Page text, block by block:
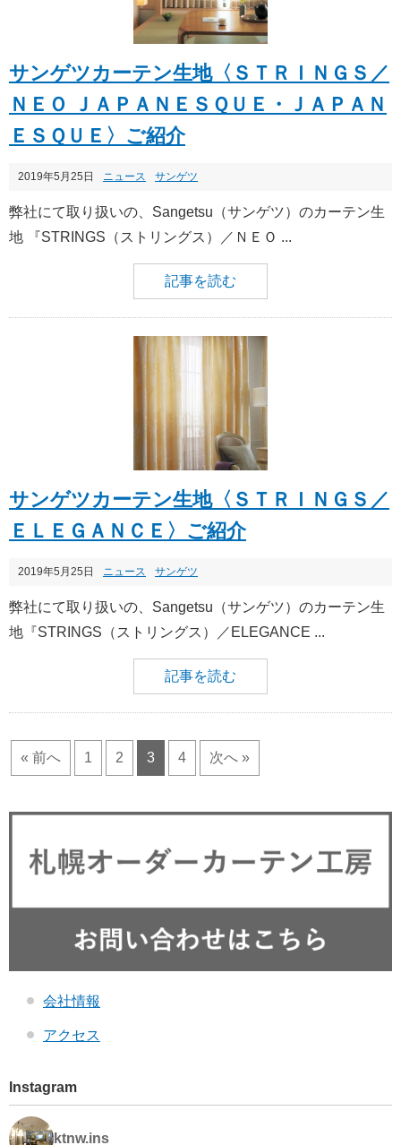
サンゲツカーテン生地〈ＳＴＲＩＮＧＳ／
ＮＥＯ ＪＡＰＡＮＥＳＱＵＥ・ＪＡＰＡＮ
ＥＳＱＵＥ〉ご紹介
2019年5月25日 ニュース サンゲツ
弊社にて取り扱いの、Sangetsu（サンゲツ）のカーテン生
地 『STRINGS（ストリングス）／ＮＥＯ ...
記事を読む
サンゲツカーテン生地〈ＳＴＲＩＮＧＳ／
ＥＬＥＧＡＮＣＥ〉ご紹介
2019年5月25日 ニュース サンゲツ
弊社にて取り扱いの、Sangetsu（サンゲツ）のカーテン生
地『STRINGS（ストリングス）／ELEGANCE ...
記事を読む
« 前へ 1 2 3 4 次へ »
会社情報
アクセス
Instagram
ktnw.ins